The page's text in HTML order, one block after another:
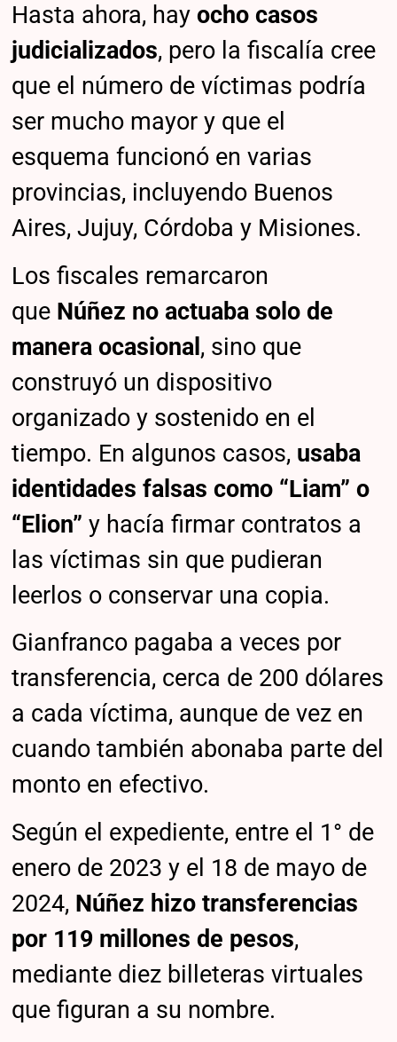
Hasta ahora, hayocho casos
judicializados, pero la fiscalía cree
que el número de víctimas podría
ser mucho mayor y que el
esquema funcionó en varias
provincias, incluyendo Buenos
Aires, Jujuy, Córdoba y Misiones.
Los fiscales remarcaron
que Núñez no actuaba solo de
manera ocasional , sino que
construyó un dispositivo
organizado y sostenido en el
tiempo. En algunos casos, usaba
identidades falsas como “Liam” o
“Elion”y hacía firmar contratos a
las víctimas sin que pudieran
leerlos o conservar una copia.
Gianfranco pagaba a veces por
transferencia, cerca de 200 dólares
a cada víctima, aunque de vez en
cuando también abonaba parte del
monto en efectivo.
Según el expediente, entre el 1° de
enero de 2023 y el 18 de mayo de
2024, Núñez hizo transferencias
por 119 millones de pesos,
mediante diez billeteras virtuales
que figuran a su nombre.